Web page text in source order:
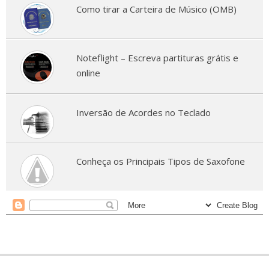
Como tirar a Carteira de Músico (OMB)
Noteflight – Escreva partituras grátis e
online
Inversão de Acordes no Teclado
Conheça os Principais Tipos de Saxofone